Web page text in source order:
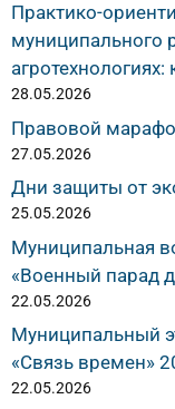
Практико-
муниципального
агротехнологиях:
28.05.2026
Правовой
27.05.2026
Дни защиты от
25.05.2026
Муниципальная
«Военный парад
22.05.2026
Муниципальный
«Связь времен»
22.05.2026